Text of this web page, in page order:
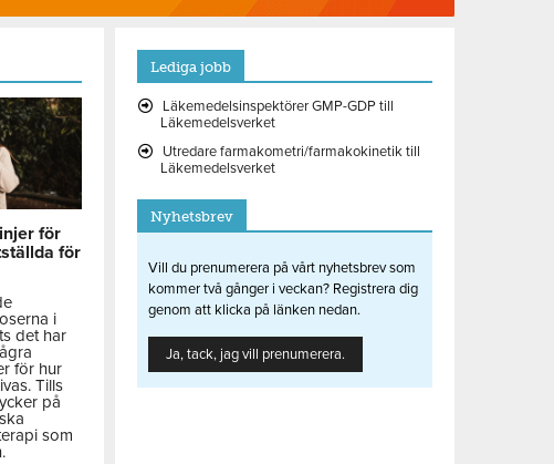
för
för
i
det har
för hur
Tills
på
som
Lediga jobb
Läkemedelsinspektörer GMP-GDP till
Läkemedelsverket
Utredare farmakometri/farmakokinetik till
Läkemedelsverket
Nyhetsbrev
Vill du prenumerera på vårt nyhetsbrev som
kommer två gånger i veckan? Registrera dig
genom att klicka på länken nedan.
Ja, tack, jag vill prenumerera.